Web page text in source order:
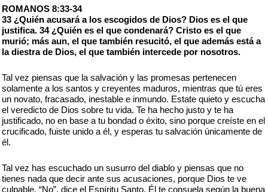
ROMANOS 8:33-34
33 ¿Quién acusará a los escogidos de Dios? Dios es el que
justifica. 34 ¿Quién es el que condenará? Cristo es el que
murió; más aun, el que también resucitó, el que además está a
la diestra de Dios, el que también intercede por nosotros.
Tal vez piensas que la salvación y las promesas pertenecen
solamente a los santos y creyentes maduros, mientras que tú eres
un novato, fracasado, inestable e inmundo. Estate quieto y escucha
el veredicto de Dios sobre tu vida. Te ha hecho justo y te ha
justificado, no en base a tu bondad o éxito, sino porque creíste en el
crucificado, fuiste unido a él, y esperas tu salvación únicamente de
él.
Tal vez has escuchado un susurro del diablo y piensas que no
tienes nada que decir ante sus acusaciones, porque Dios te ve
culpable. “No”, dice el Espíritu Santo. Él te consuela según la buena